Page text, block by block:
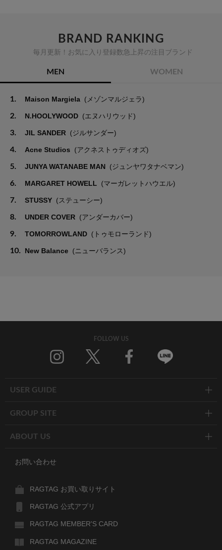
BRAND RANKING
毎月更新！お気に入り登録数急上昇の注目ブランド
MEN WOMEN
1. Maison Margiela (メゾンマルジェラ)
2. N.HOOLYWOOD (エヌハリウッド)
3. JIL SANDER (ジルサンダー)
4. Acne Studios (アクネストゥディオズ)
5. JUNYA WATANABE MAN (ジュンヤワタナベマン)
6. MARGARET HOWELL (マーガレットハウエル)
7. STUSSY (ステューシー)
8. UNDER COVER (アンダーカバー)
9. TOMORROWLAND (トゥモローランド)
10. New Balance (ニューバランス)
FOLLOW US
USER GUIDE
GROUP SITE
ABOUT US
お問い合わせ
RAGTAG お買い取りサイト
RAGTAG 公式アプリ
RAGTAG MEMBER'S CARD
RAGTAG MAGAZINE